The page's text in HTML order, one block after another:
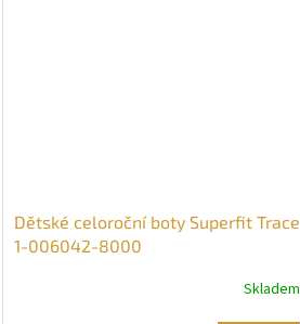
Dětské celoroční boty Superfit Trace
1-006042-8000
Skladem